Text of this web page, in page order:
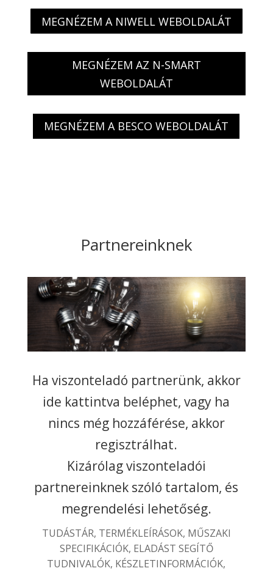
MEGNÉZEM A NIWELL WEBOLDALÁT
MEGNÉZEM AZ N-SMART
WEBOLDALÁT
MEGNÉZEM A BESCO WEBOLDALÁT
Partnereinknek
Ha viszonteladó partnerünk, akkor
ide kattintva beléphet, vagy ha
nincs még hozzáférése, akkor
regisztrálhat.
Kizárólag viszonteladói
partnereinknek szóló tartalom, és
megrendelési lehetőség.
TUDÁSTÁR, TERMÉKLEÍRÁSOK, MŰSZAKI
SPECIFIKÁCIÓK, ELADÁST SEGÍTŐ
TUDNIVALÓK, KÉSZLETINFORMÁCIÓK,